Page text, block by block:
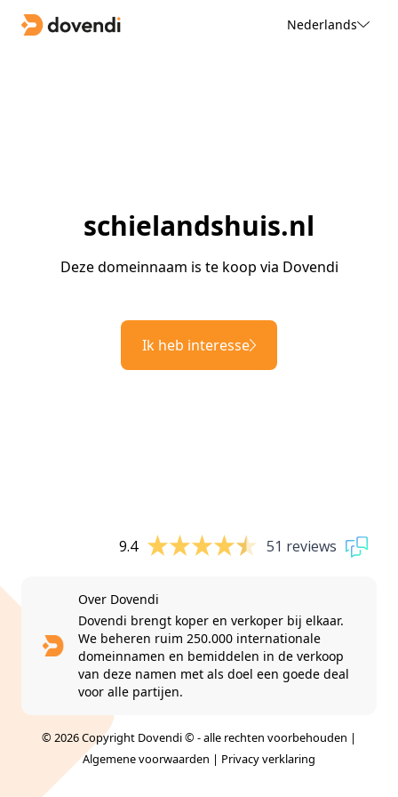
Nederlands
schielandshuis.nl
Deze domeinnaam is te koop via Dovendi
Ik heb interesse
9.4 51 reviews
Over Dovendi
Dovendi brengt koper en verkoper bij elkaar.
We beheren ruim 250.000 internationale
domeinnamen en bemiddelen in de verkoop
van deze namen met als doel een goede deal
voor alle partijen.
© 2026 Copyright Dovendi © - alle rechten voorbehouden |
Algemene voorwaarden | Privacy verklaring